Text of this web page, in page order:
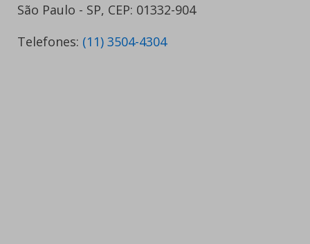
São Paulo - SP, CEP: 01332-904
Telefones: (11) 3504-4304